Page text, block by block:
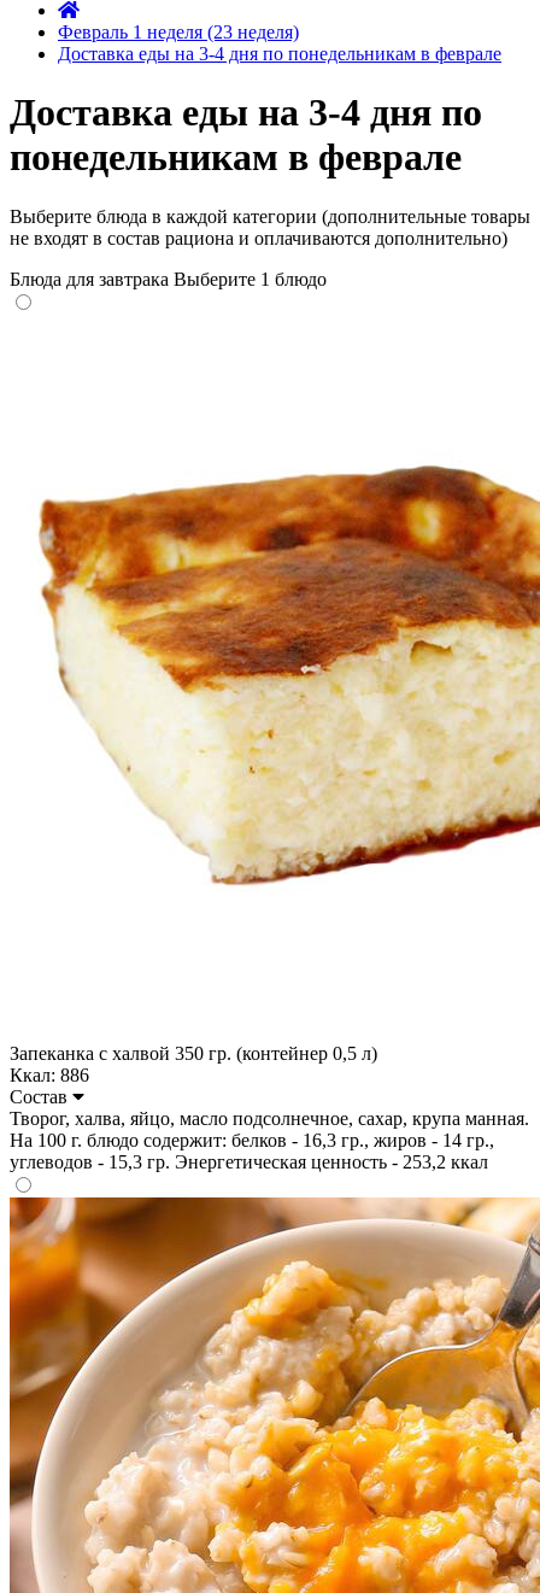
Февраль 1 неделя (23 неделя)
Доставка еды на 3-4 дня по понедельникам в феврале
Доставка еды на 3-4 дня по
понедельникам в феврале
Выберите блюда в каждой категории (дополнительные товары
не входят в состав рациона и оплачиваются дополнительно)
Блюда для завтрака Выберите 1 блюдо
Запеканка с халвой 350 гр. (контейнер 0,5 л)
Ккал: 886
Состав
Творог, халва, яйцо, масло подсолнечное, сахар, крупа манная.
На 100 г. блюдо содержит: белков - 16,3 гр., жиров - 14 гр.,
углеводов - 15,3 гр. Энергетическая ценность - 253,2 ккал